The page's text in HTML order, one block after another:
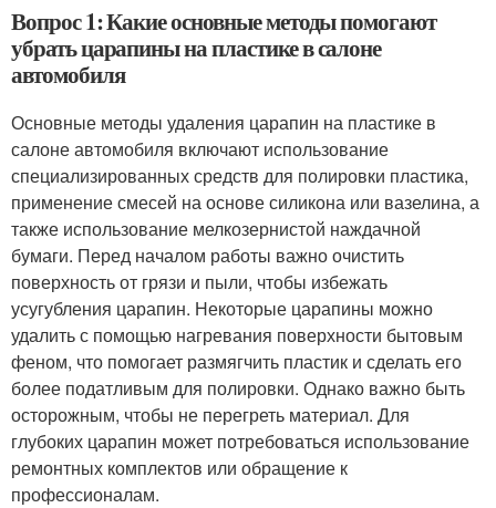
Вопрос 1: Какие основные методы помогают
убрать царапины на пластике в салоне
автомобиля
Основные методы удаления царапин на пластике в
салоне автомобиля включают использование
специализированных средств для полировки пластика,
применение смесей на основе силикона или вазелина, а
также использование мелкозернистой наждачной
бумаги. Перед началом работы важно очистить
поверхность от грязи и пыли, чтобы избежать
усугубления царапин. Некоторые царапины можно
удалить с помощью нагревания поверхности бытовым
феном, что помогает размягчить пластик и сделать его
более податливым для полировки. Однако важно быть
осторожным, чтобы не перегреть материал. Для
глубоких царапин может потребоваться использование
ремонтных комплектов или обращение к
профессионалам.